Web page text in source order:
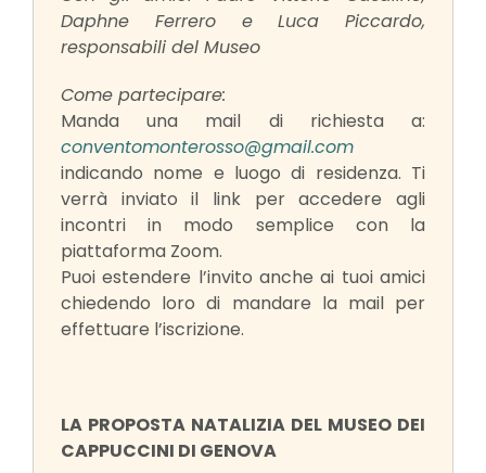
Daphne Ferrero e Luca Piccardo,
responsabili del Museo
Come partecipare:
Manda una mail di richiesta a:
conventomonterosso@gmail.com
indicando nome e luogo di residenza. Ti
verrà inviato il link per accedere agli
incontri in modo semplice con la
piattaforma Zoom.
Puoi estendere l’invito anche ai tuoi amici
chiedendo loro di mandare la mail per
effettuare l’iscrizione.
LA PROPOSTA NATALIZIA DEL MUSEO DEI
CAPPUCCINI DI GENOVA